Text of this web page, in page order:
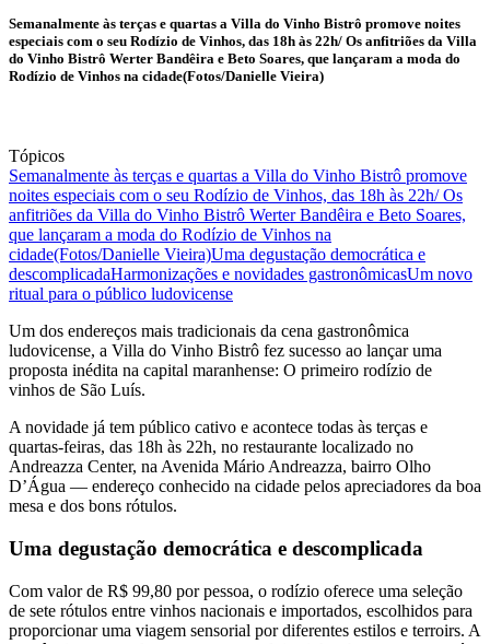
Semanalmente às terças e quartas a Villa do Vinho Bistrô promove noites
especiais com o seu Rodízio de Vinhos, das 18h às 22h/ Os anfitriões da Villa
do Vinho Bistrô Werter Bandêira e Beto Soares, que lançaram a moda do
Rodízio de Vinhos na cidade(Fotos/Danielle Vieira)
Tópicos
Semanalmente às terças e quartas a Villa do Vinho Bistrô promove
noites especiais com o seu Rodízio de Vinhos, das 18h às 22h/ Os
anfitriões da Villa do Vinho Bistrô Werter Bandêira e Beto Soares,
que lançaram a moda do Rodízio de Vinhos na
cidade(Fotos/Danielle Vieira)Uma degustação democrática e
descomplicadaHarmonizações e novidades gastronômicasUm novo
ritual para o público ludovicense
Um dos endereços mais tradicionais da cena gastronômica
ludovicense, a Villa do Vinho Bistrô fez sucesso ao lançar uma
proposta inédita na capital maranhense: O primeiro rodízio de
vinhos de São Luís.
A novidade já tem público cativo e acontece todas às terças e
quartas-feiras, das 18h às 22h, no restaurante localizado no
Andreazza Center, na Avenida Mário Andreazza, bairro Olho
D’Água — endereço conhecido na cidade pelos apreciadores da boa
mesa e dos bons rótulos.
Uma degustação democrática e descomplicada
Com valor de R$ 99,80 por pessoa, o rodízio oferece uma seleção
de sete rótulos entre vinhos nacionais e importados, escolhidos para
proporcionar uma viagem sensorial por diferentes estilos e terroirs. A